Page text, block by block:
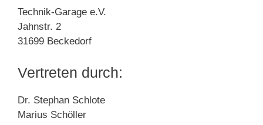
Technik-Garage e.V.
Jahnstr. 2
31699 Beckedorf
Vertreten durch:
Dr. Stephan Schlote
Marius Schöller